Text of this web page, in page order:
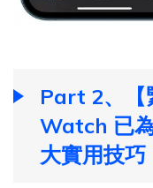
Part 2、【
Watch 已
大實用技巧